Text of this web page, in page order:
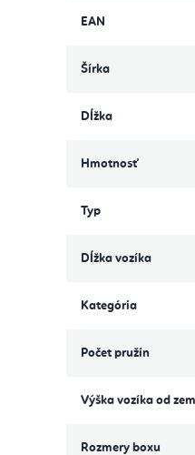
EAN
Šírka
Dĺžka
Hmotnosť
Typ
Dĺžka vozíka
Kategória
Počet pružín
Výška vozíka od
Rozmery boxu